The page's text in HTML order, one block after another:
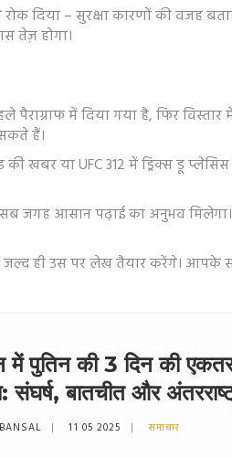
दिया – सुरक्षा कारणों की वजह बताई
तेज़ होगा।
में दिया गया है, फिर
हैं।
या UFC 312 में ड्रिक्स डू प्लेसिस
सब जगह आसान पढ़ाई का अनुभव
ही उस पर लेख तैयार करेंगे। आपके
में पुतिन की 3 दिन की
संघर्ष, बातचीत और
11 05 2025 समाचार